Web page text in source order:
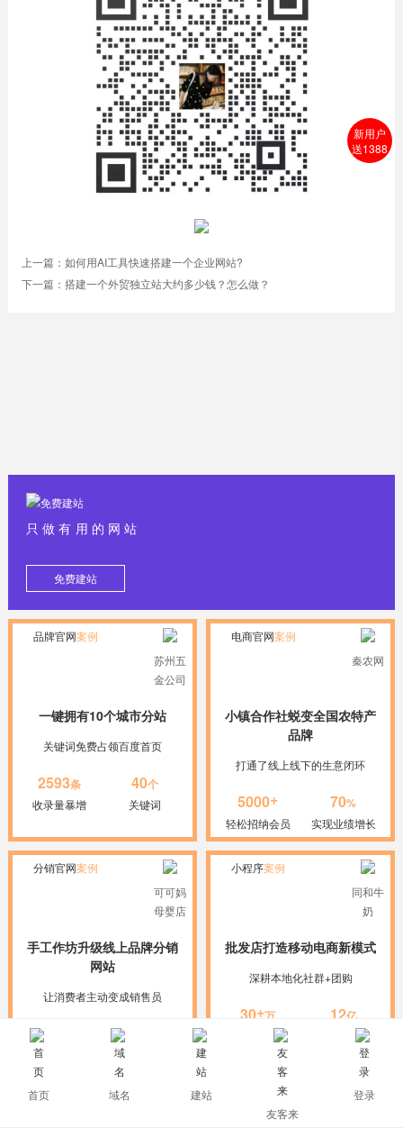
上一篇： 如何用AI工具快速搭建一个企业网站?
下一篇： 搭建一个外贸独立站大约多少钱？怎么做？
只做有用的网站
免费建站
品牌官网案例
苏州五
金公司
一键拥有10个城市分站
关键词免费占领百度首页
2593条
收录量暴增
40个
关键词
电商官网案例
秦农网
小镇合作社蜕变全国农特产
品牌
打通了线上线下的生意闭环
5000+
轻松招纳会员
70%
实现业绩增长
分销官网案例
可可妈
母婴店
手工作坊升级线上品牌分销
网站
让消费者主动变成销售员
分销用户增长
1200
总业绩突破
小程序案例
同和牛
奶
批发店打造移动电商新模式
深耕本地化社群+团购
30+万
2个月销售额
12亿
微信用户数
首页 域名
建站
友客来
登录
新用户
送1388